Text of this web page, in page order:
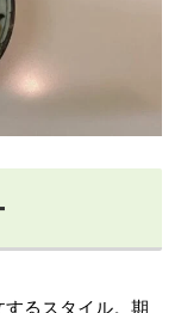
るスタイル。期